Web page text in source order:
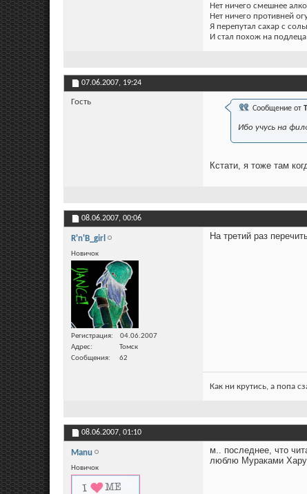
Нет ничего смешнее
Нет ничего противней
Я перепутал сахар с
И стал похож на подлеца
07.06.2007, 19:24
Гость
Сообщение от
Ибо учусь на
Кстати, я тоже там
08.06.2007, 00:06
R'n'B_girl
Новичок
Регистрация
04.06.2007
Адрес
Томск
Сообщения
62
На третий раз
Как ни крутись, а попа
08.06.2007, 01:10
Manu
Новичок
м.. последнее, что
люблю Мураками